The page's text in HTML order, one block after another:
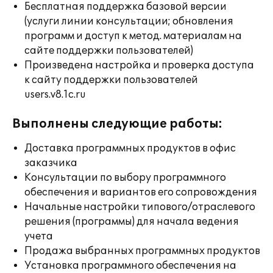
Бесплатная поддержка базовой версии
(услуги линии консультации; обновления
программ и доступ к метод. материалам на
сайте поддержки пользователей)
Произведена настройка и проверка доступа
к сайту поддержки пользователей
users.v8.1c.ru
Выполнены следующие работы:
Доставка программных продуктов в офис
заказчика
Консультации по выбору программного
обеспечения и вариантов его сопровождения
Начальные настройки типового/отраслевого
решения (программы) для начала ведения
учета
Продажа выбранных программных продуктов
Установка программного обеспечения на